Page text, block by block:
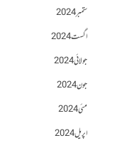
ستمبر 2024
اگست 2024
جولائی 2024
جون 2024
مئی 2024
اپریل 2024